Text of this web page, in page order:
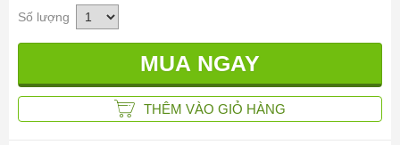
Số lượng
THÊM VÀO GIỎ HÀNG